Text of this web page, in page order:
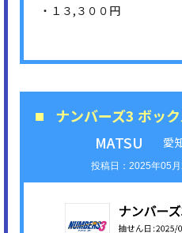
・１３,３００円
ナンバーズ3 ボッ
MATSU
愛
2025年05